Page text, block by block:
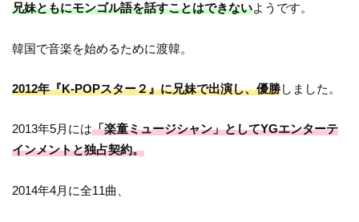
兄妹ともにモンゴル語を話すことはできないようです。
韓国で音楽を始めるために渡韓。
2012年『K-POPスター２』に兄妹で出演し、優勝しました。
2013年5月には「楽童ミュージシャン」としてYGエンターテ
インメントと独占契約。
2014年4月に全11曲、